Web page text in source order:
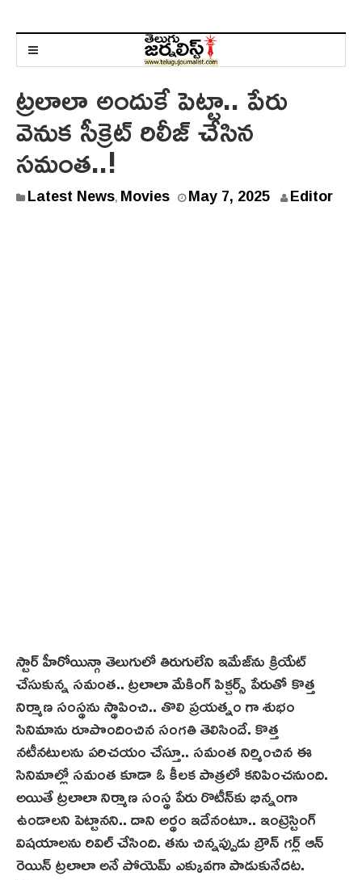
ట్రలాలా అందుకే పెట్టా.. పేరు
వెనుక సీక్రెట్ రిలీజ్ చేసిన
సమంత..!
Latest News, Movies May 7, 2025 Editor
స్టార్ హీరోయిన్గా తెలుగులో తిరుగులేని ఇమేజ్‌ను క్రియేట్
చేసుకున్న సమంత.. ట్రలాలా మేకింగ్ పిక్చర్స్ పేరుతో కొత్త
నిర్మాణ సంస్థను స్థాపించి.. తొలి ప్రయత్నం గా శుభం
సినిమాను రూపొందించిన సంగతి తెలిసిందే. కొత్త
నటీనటులను పరిచయం చేస్తూ.. సమంత నిర్మించిన ఈ
సినిమాల్లో సమంత కూడా ఓ కీలక పాత్రలో కనిపించనుంది.
అయితే ట్రలాలా నిర్మాణ సంస్థ పేరు రొటీన్‌కు భిన్నంగా
ఉండాలని పెట్టానని.. దాని అర్థం ఇదేనంటూ.. ఇంట్రెస్టింగ్
విషయాలను రివిల్ చేసింది. తను చిన్నప్పుడు బ్రౌన్ గర్ల్ ఆన్
రెయిన్ ట్ర‌లాలా అనే పోయెమ్ ఎక్కువగా పాడుకునేద‌ట‌.